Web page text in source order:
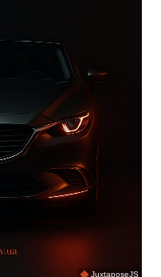
JuxtaposeJS